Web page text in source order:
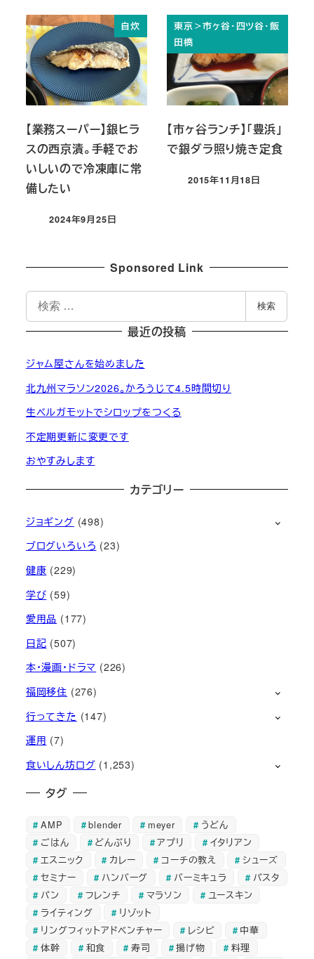
自炊
【業務スーパー】銀ヒラ
スの西京漬。手軽でお
いしいので冷凍庫に常
備したい
投稿日
2024年9月25日
東京＞市ヶ谷・四ツ谷・飯
田橋
【市ヶ谷ランチ】「豊浜」
で銀ダラ照り焼き定食
投稿日
2015年11月18日
Sponsored Link
検
索
検索
最近の投稿
ジャム屋さんを始めました
北九州マラソン2026。かろうじて4.5時間切り
生ベルガモットでシロップをつくる
不定期更新に変更です
おやすみします
カテゴリー
ジョギング (498)
ブログいろいろ (23)
健康 (229)
学び (59)
愛用品 (177)
日記 (507)
本・漫画・ドラマ (226)
福岡移住 (276)
行ってきた (147)
運用 (7)
食いしん坊ログ (1,253)
タグ
AMP blender meyer
うどん
ごはん
どんぶり アプリ
イタリアン
エスニック
カレー コーチの教え
シューズ
セミナー
ハンバーグ バーミキュラ
パスタ
パン
フレンチ マラソン
ユースキン
ライティング
リゾット
リングフィットアドベンチャー
レシピ
中華
体幹
和食 寿司 揚げ物
料理